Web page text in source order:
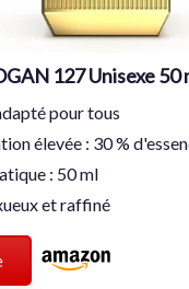
127 Unisexe 50
pour tous
élevée : 30 %
: 50 ml
et raffiné